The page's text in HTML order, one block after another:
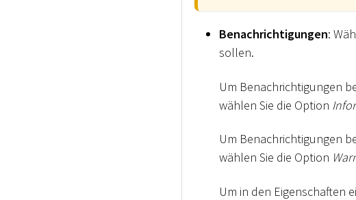
Benachrichtigungen:
sollen.
Um Benachrichtigungen
wählen Sie die Option
Um Benachrichtigungen
wählen Sie die Option
Um in den Eigenschaften